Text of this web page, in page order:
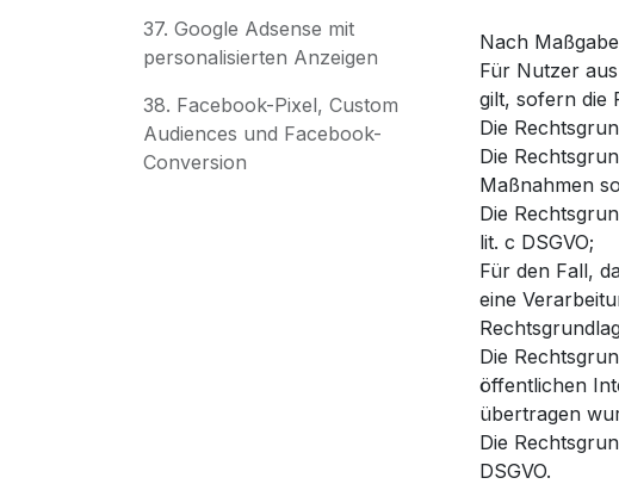
37. Google Adsense mit
personalisierten Anzeigen
38. Facebook-Pixel, Custom
Audiences und Facebook-
Conversion
Nach
Für Nutzer
gilt, sofern die
Die
Die
Maßnahmen
Die
lit. c DSGVO;
Für den Fall,
eine
Die
öffentlichen
übertragen
Die
DSGVO.